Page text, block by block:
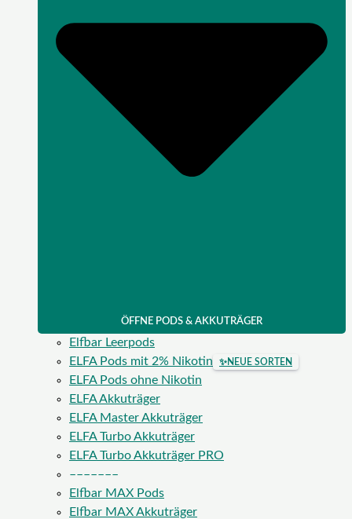
ÖFFNE PODS & AKKUTRÄGER
Elfbar Leerpods
ELFA Pods mit 2% Nikotin
✨NEUE SORTEN
ELFA Pods ohne Nikotin
ELFA Akkuträger
ELFA Master Akkuträger
ELFA Turbo Akkuträger
ELFA Turbo Akkuträger PRO
–––––––
Elfbar MAX Pods
Elfbar MAX Akkuträger